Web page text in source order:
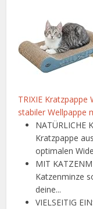
TRIXIE
stabiler Wellpappe
NATÜRLICHE
Kratzpappe
optimalen
MIT
Katzenminze
deine...
VIELSEITIG